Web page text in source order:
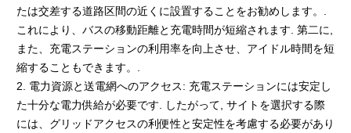
たは交差する道路区間の近くに設置することをお勧めします。.
これにより、バスの移動距離と充電時間が短縮されます. 第二に,
また、充電ステーションの利用率を向上させ、アイドル時間を短
縮することもできます。.
2. 電力資源と送電網へのアクセス: 充電ステーションには安定し
た十分な電力供給が必要です. したがって, サイトを選択する際
には、グリッドアクセスの利便性と安定性を考慮する必要があり